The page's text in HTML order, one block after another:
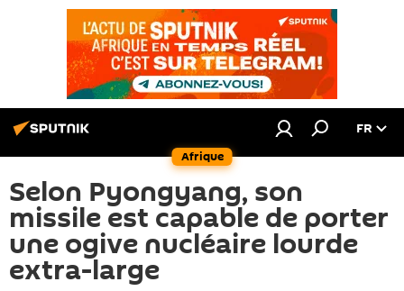
Afrique
FR
Selon Pyongyang, son
missile est capable de porter
une ogive nucléaire lourde
extra-large